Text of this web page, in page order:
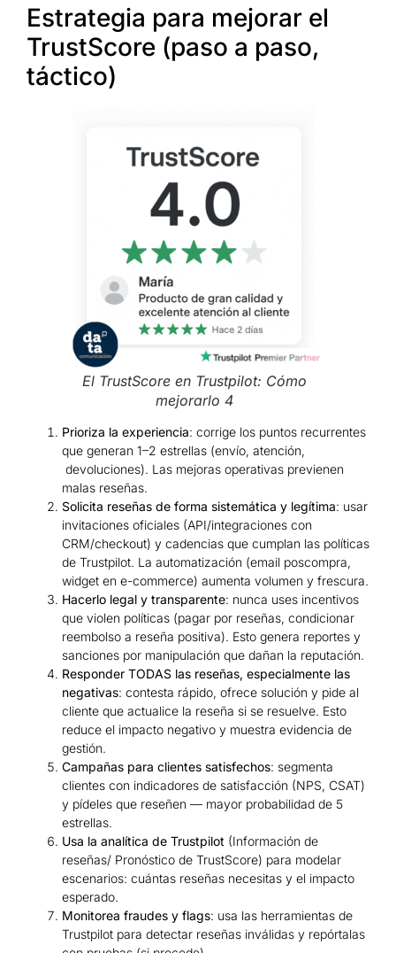
Estrategia para mejorar el
TrustScore (paso a paso,
táctico)
El TrustScore en Trustpilot: Cómo
mejorarlo 4
Prioriza la experiencia: corrige los puntos recurrentes
que generan 1–2 estrellas (envío, atención,
devoluciones). Las mejoras operativas previenen
malas reseñas.
Solicita reseñas de forma sistemática y legítima: usar
invitaciones oficiales (API/integraciones con
CRM/checkout) y cadencias que cumplan las políticas
de Trustpilot. La automatización (email poscompra,
widget en e-commerce) aumenta volumen y frescura.
Hacerlo legal y transparente: nunca uses incentivos
que violen políticas (pagar por reseñas, condicionar
reembolso a reseña positiva). Esto genera reportes y
sanciones por manipulación que dañan la reputación.
Responder TODAS las reseñas, especialmente las
negativas: contesta rápido, ofrece solución y pide al
cliente que actualice la reseña si se resuelve. Esto
reduce el impacto negativo y muestra evidencia de
gestión.
Campañas para clientes satisfechos: segmenta
clientes con indicadores de satisfacción (NPS, CSAT)
y pídeles que reseñen — mayor probabilidad de 5
estrellas.
Usa la analítica de Trustpilot (Información de
reseñas/ Pronóstico de TrustScore) para modelar
escenarios: cuántas reseñas necesitas y el impacto
esperado.
Monitorea fraudes y flags: usa las herramientas de
Trustpilot para detectar reseñas inválidas y repórtalas